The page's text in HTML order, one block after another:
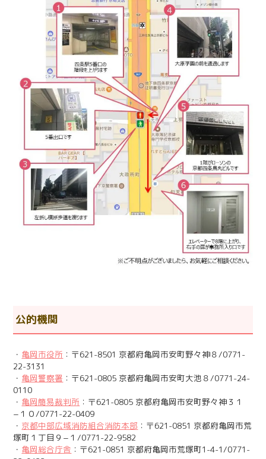
公的機関
・ 亀岡市役所 ：〒621-8501 京都府亀岡市安町野々神８/0771-
22-3131
・ 亀岡警察署 ：〒621-0805 京都府亀岡市安町大池８/0771-24-
0110
・ 亀岡簡易裁判所 ：〒621-0805 京都府亀岡市安町野々神３１
−１０/0771-22-0409
・ 京都中部広域消防組合消防本部 ：〒621-0851 京都府亀岡市荒
塚町１丁目９−１/0771-22-9582
・ 亀岡総合庁舎 ：〒621-0851 京都府亀岡市荒塚町1-4-1/0771-